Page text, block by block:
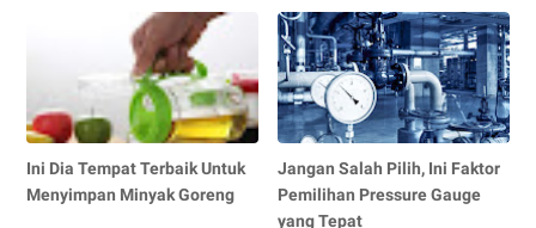
Ini Dia Tempat Terbaik Untuk
Menyimpan Minyak Goreng
Jangan Salah Pilih, Ini Faktor
Pemilihan Pressure Gauge
yang Tepat